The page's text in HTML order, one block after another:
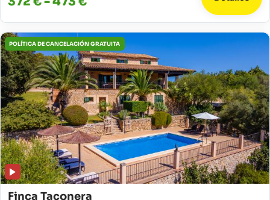
POLÍTICA DE CANCELACIÓN GRATUITA
Finca Taconera